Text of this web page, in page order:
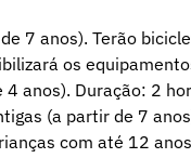
7 anos). Terão
os
anos). Duração: 2
(a partir de 7
com até 12